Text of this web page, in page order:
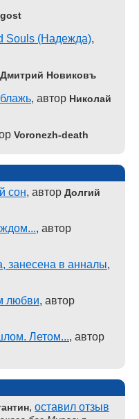
Souls (Надежда),
Дмитрий Новиковъ
, автор Николай
Voronezh-death
сон, автор Долгий
, автор
занесена в анналы,
любви, автор
Летом..., автор
, оставил отзыв